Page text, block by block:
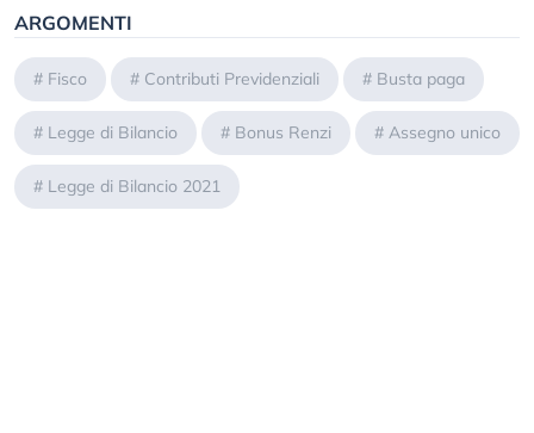
ARGOMENTI
# Fisco # Contributi Previdenziali # Busta paga
# Legge di Bilancio # Bonus Renzi # Assegno unico
# Legge di Bilancio 2021